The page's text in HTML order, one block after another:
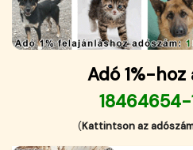
Adó 1%-hoz
(Kattintson az